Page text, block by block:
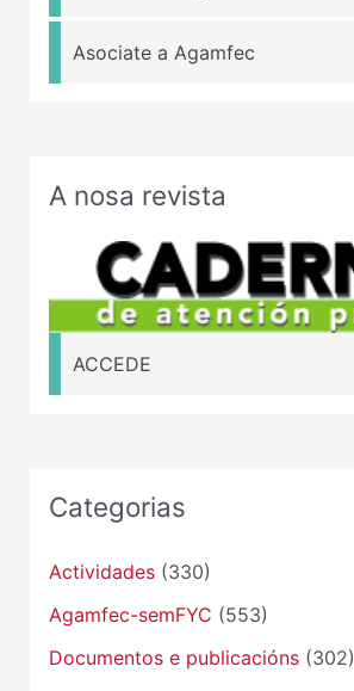
Asociate a Agamfec
A nosa revista
ACCEDE
Categorias
Actividades(330)
Agamfec-semFYC (553)
Documentos e publicacións(302)